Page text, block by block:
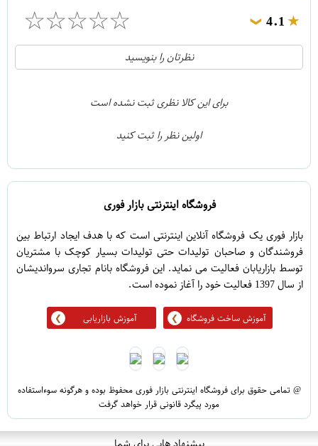
4.1
❯
☆
☆
☆
☆
☆
21
1
نظرتان را بنویسید
برای این کالا نظری ثبت نشده است
اولین نظر را ثبت کنید
فروشگاه اینترنتی بازار فوری
بازار فوری یک فروشگاه آنلاین اینترنتی است که با هدف ایجاد ارتباط بین
فروشندگان و صاحبان تولیدات حتی تولیدات بسیار کوچک با مشتریان
توسط بازاریابان فعالیت می نماید. این فروشگاه بانام تجاری سرواندیشان
از سال 1397 فعالیت خود را آغاز نموده است.
آموزش ساخت فروشگاه آموزش بازاریابی
@ تمامی حقوق برای فروشگاه اینترنتی بازار فوری محفوظ بوده و هرگونه سوءاستفاده
مورد پیگرد قانونی قرار خواهد گرفت